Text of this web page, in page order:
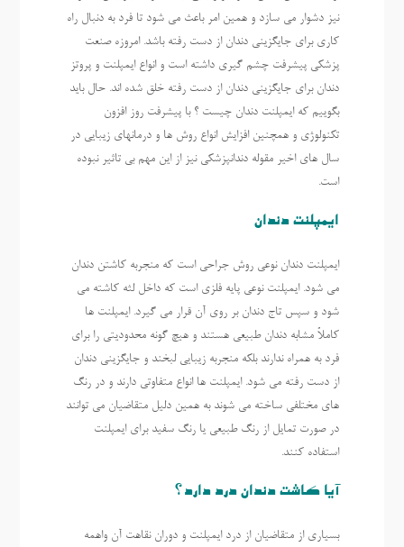
نیز دشوار می سازد و همین امر باعث می شود تا فرد به دنبال راه
کاری برای جایگزینی دندان از دست رفته باشد. امروزه صنعت
پزشکی پیشرفت چشم گیری داشته است و انواع ایمپلنت و پروتز
دندان برای جایگزینی دندان از دست رفته خلق شده اند. حال باید
بگوییم که ایمپلنت دندان چیست ؟ با پیشرفت روز افزون
تکنولوژی و همچنین افزایش انواع روش ها و درمانهای زیبایی در
سال های اخیر مقوله دندانپزشکی نیز از این مهم بی تاثیر نبوده
است.
ایمپلنت دندان
ایمپلنت دندان نوعی روش جراحی است که منجربه کاشتن دندان
می شود. ایمپلنت نوعی پایه فلزی است که داخل لثه کاشته می
شود و سپس تاج دندان بر روی آن قرار می گیرد. ایمپلنت ها
کاملاً مشابه دندان طبیعی هستند و هیچ گونه محدودیتی را برای
فرد به همراه ندارند بلکه منجربه زیبایی لبخند و جایگزینی دندان
از دست رفته می شود. ایمپلنت ها انواع متفاوتی دارند و در رنگ
های مختلفی ساخته می شوند به همین دلیل متقاضیان می توانند
در صورت تمایل از رنگ طبیعی یا رنگ سفید برای ایمپلنت
استفاده کنند.
آیا کاشت دندان درد دارد؟
بسیاری از متقاضیان از درد ایمپلنت و دوران نقاهت آن واهمه